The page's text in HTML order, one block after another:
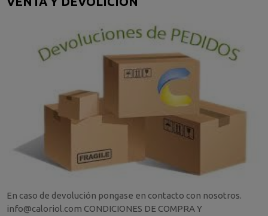
En caso de devolución pongase en contacto con nosotros.
info@caloriol.com CONDICIONES DE COMPRA Y